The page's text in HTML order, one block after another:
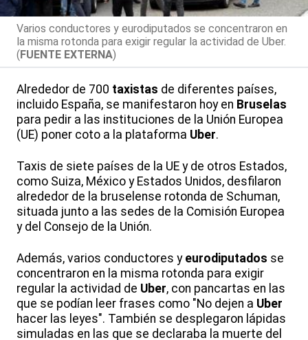
Varios conductores y eurodiputados se concentraron en
la misma rotonda para exigir regular la actividad de Uber.
(FUENTE EXTERNA)
Alrededor de 700 taxistas de diferentes países,
incluido España, se manifestaron hoy en Bruselas
para pedir a las instituciones de la Unión Europea
(UE) poner coto a la plataforma Uber.
Taxis de siete países de la UE y de otros Estados,
como Suiza, México y Estados Unidos, desfilaron
alrededor de la bruselense rotonda de Schuman,
situada junto a las sedes de la Comisión Europea
y del Consejo de la Unión.
Además, varios conductores y eurodiputados se
concentraron en la misma rotonda para exigir
regular la actividad de Uber, con pancartas en las
que se podían leer frases como "No dejen a Uber
hacer las leyes". También se desplegaron lápidas
simuladas en las que se declaraba la muerte del